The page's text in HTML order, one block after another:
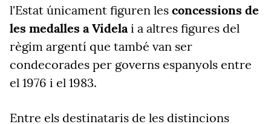
l'Estat únicament figuren les concessions de
les medalles a Videlai a altres figures del
règim argentí que també van ser
condecorades per governs espanyols entre
el 1976 i el 1983.
Entre els destinataris de les distincions